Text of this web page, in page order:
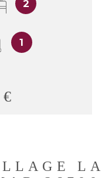
2
1
€
LA